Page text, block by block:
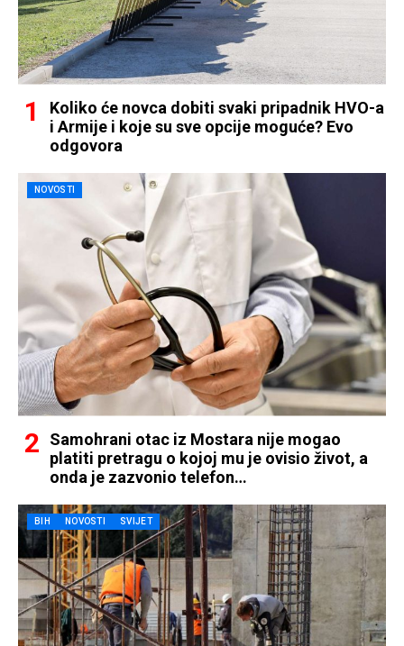
Koliko će novca dobiti svaki pripadnik HVO-a
i Armije i koje su sve opcije moguće? Evo
odgovora
NOVOSTI
Samohrani otac iz Mostara nije mogao
platiti pretragu o kojoj mu je ovisio život, a
onda je zazvonio telefon…
BIH NOVOSTI SVIJET